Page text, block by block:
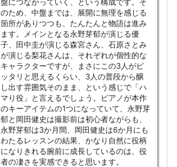
のため、中盤までは、展開に無理を感じる
箇所がありつつも、たんたんと物語は進み
ます。メインとなる永野芽郁が演じる優
子、田中圭が演じる森宮さん、石原さとみ
が演じる梨花さんは、それぞれが個性的な
キャラクターですが、まさにこの3人がピ
ッタリと思えるくらい、3人の普段から醸
し出す雰囲気そのまま、という感じで「ハ
マり役」と言えるでしょう。ピアノが本作
のキーアイテムの1つになっていて、永野芽
郁と岡田健史は撮影前は初心者ながらも、
永野芽郁は3か月間、岡田健史は6か月にも
わたるレッスンの結果、かなり自然に役柄
になりきれる腕前に成長しているのは、役
者の凄さを実感できると思います。